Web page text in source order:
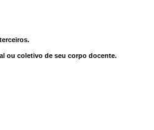
ou coletivo de seu corpo docente.